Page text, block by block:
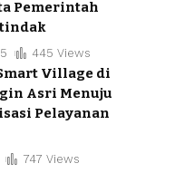
Pemerintah
445 Views
Village di
Asri Menuju
Pelayanan
747 Views